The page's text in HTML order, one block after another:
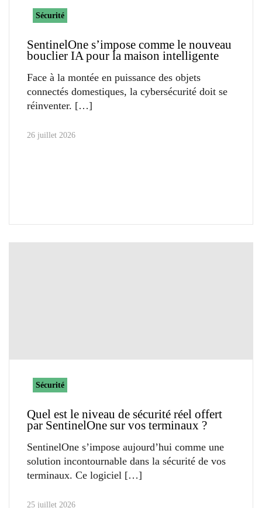
Sécurité
SentinelOne s’impose comme le nouveau
bouclier IA pour la maison intelligente
Face à la montée en puissance des objets
connectés domestiques, la cybersécurité doit se
réinventer.
26 juillet 2026
Sécurité
Quel est le niveau de sécurité réel offert
par SentinelOne sur vos terminaux ?
SentinelOne s’impose aujourd’hui comme une
solution incontournable dans la sécurité de vos
terminaux. Ce logiciel
25 juillet 2026